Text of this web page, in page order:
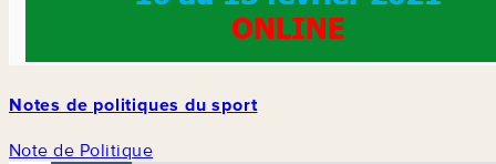
Notes de politiques du sport
Note de Politique